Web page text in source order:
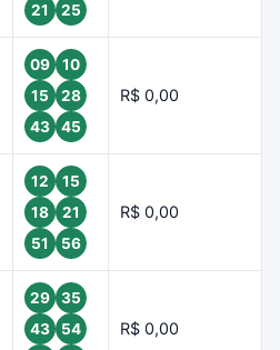
21
25
09
10
15
28
43
45
R$ 0,00
12
15
18
21
51
56
R$ 0,00
29
35
43
54
R$ 0,00